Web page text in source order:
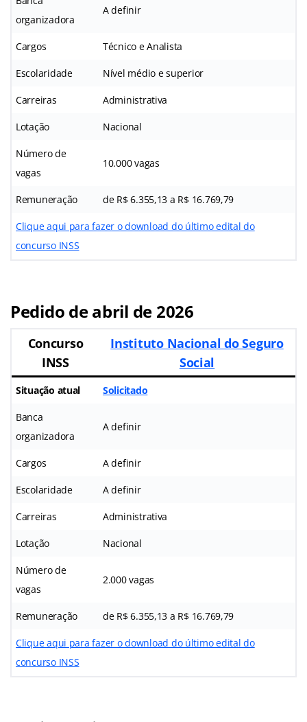
organizadora
A definir
Cargos Técnico e Analista
Escolaridade Nível médio e superior
Carreiras Administrativa
Lotação Nacional
Número de
vagas
10.000 vagas
Remuneração de R$ 6.355,13 a R$ 16.769,79
Clique aqui para fazer o download do último edital do
concurso INSS
Pedido de abril de 2026
Concurso
INSS
Instituto Nacional do Seguro
Social
Situação atual Solicitado
Banca
organizadora
A definir
Cargos A definir
Escolaridade A definir
Carreiras Administrativa
Lotação Nacional
Número de
vagas
2.000 vagas
Remuneração de R$ 6.355,13 a R$ 16.769,79
Clique aqui para fazer o download do último edital do
concurso INSS